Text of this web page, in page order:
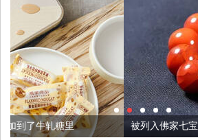
被列入佛家七宝的它到底有多美？